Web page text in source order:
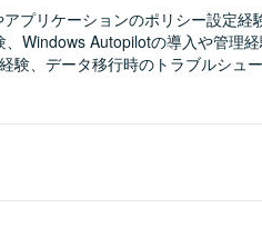
プリケーションのポリシー設定経
Windows Autopilotの導入や管理
験、データ移行時のトラブルシュ